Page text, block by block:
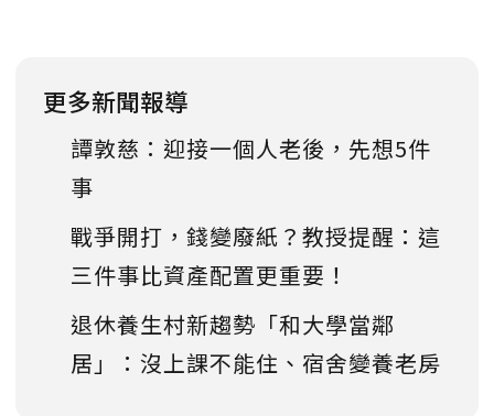
更多新聞報導
譚敦慈：迎接一個人老後，先想5件
事
戰爭開打，錢變廢紙？教授提醒：這
三件事比資產配置更重要！
退休養生村新趨勢「和大學當鄰
居」：沒上課不能住、宿舍變養老房